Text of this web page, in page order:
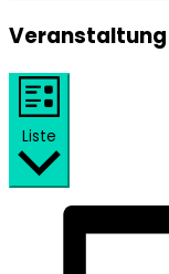
Liste